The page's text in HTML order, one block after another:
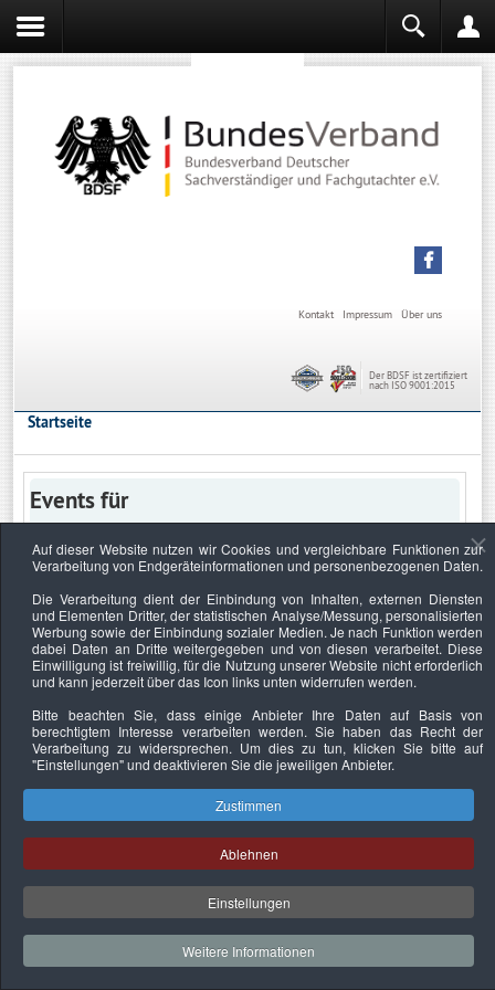
Über uns
Impressum
Kontakt
Der BDSF ist zertifiziert
nach ISO 9001:2015
Startseite
Events für
Keine Termine
Datenschutzerklärung Urheberrechtsnachweise Nachhaltigkeit
Copyright © 2026. Bundesverband Deutscher
Sachverständiger und Fachgutachter e.V..
Auf dieser Website nutzen wir Cookies und vergleichbare Funktionen zur
Verarbeitung von Endgeräteinformationen und personenbezogenen Daten.
Die Verarbeitung dient der Einbindung von Inhalten, externen Diensten
und Elementen Dritter, der statistischen Analyse/Messung, personalisierten
Werbung sowie der Einbindung sozialer Medien. Je nach Funktion werden
dabei Daten an Dritte weitergegeben und von diesen verarbeitet. Diese
Einwilligung ist freiwillig, für die Nutzung unserer Website nicht erforderlich
und kann jederzeit über das Icon links unten widerrufen werden.
Bitte beachten Sie, dass einige Anbieter Ihre Daten auf Basis von
berechtigtem Interesse verarbeiten werden. Sie haben das Recht der
Verarbeitung zu widersprechen. Um dies zu tun, klicken Sie bitte auf
"Einstellungen"und deaktivieren Sie die jeweiligen Anbieter.
Zustimmen
Ablehnen
Einstellungen
Weitere Informationen